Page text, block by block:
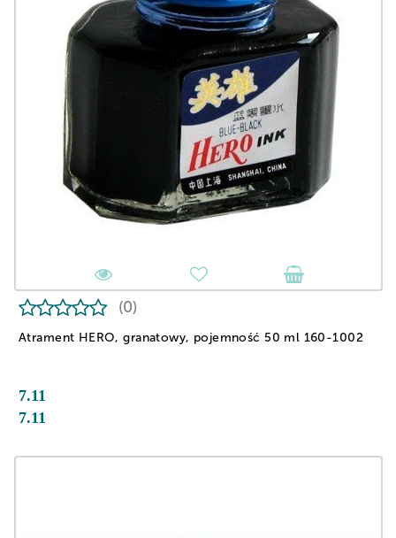
Atrament HERO, granatowy, pojemność 50 ml 160-1002
(0)
7.11
7.11